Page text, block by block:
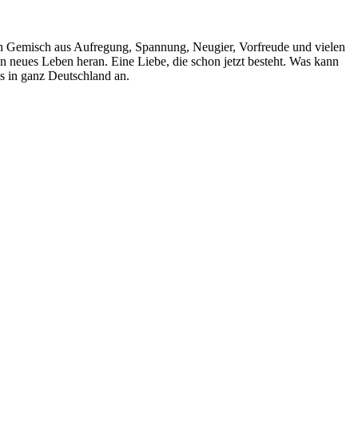
aus Aufregung, Spannung, Neugier, Vorfreude und vielen
Leben heran. Eine Liebe, die schon jetzt besteht. Was kann
in ganz Deutschland an.